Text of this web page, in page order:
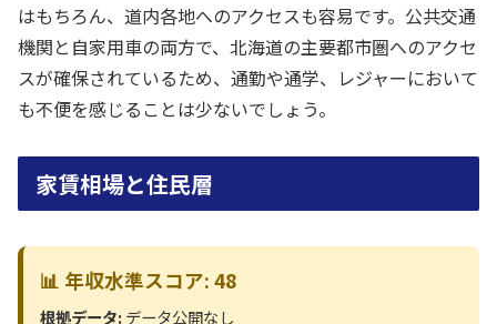
はもちろん、道内各地へのアクセスも容易です。公共交通
機関と自家用車の両方で、北海道の主要都市圏へのアクセ
スが確保されているため、通勤や通学、レジャーにおいて
も不便を感じることは少ないでしょう。
家賃相場と住民層
📊 年収水準スコア: 48
根拠データ:データ公開なし